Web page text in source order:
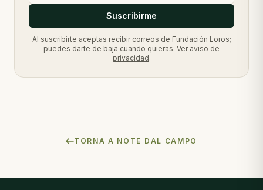
Suscribirme
Al suscribirte aceptas recibir correos de Fundación Loros;
puedes darte de baja cuando quieras. Ver aviso de
privacidad.
TORNA A NOTE DAL CAMPO